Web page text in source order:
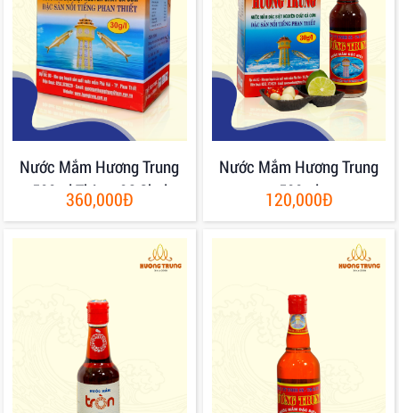
Nước Mắm Hương Trung
500ml Thùng 06 Chai
360,000Đ
Nước Mắm Hương Trung
500ml
120,000Đ